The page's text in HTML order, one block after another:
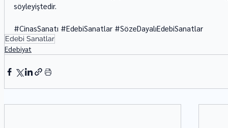
söyleyiştedir.
#CinasSanatı #EdebiSanatlar #SözeDayalıEdebiSanatlar
Edebi Sanatlar
Edebiyat